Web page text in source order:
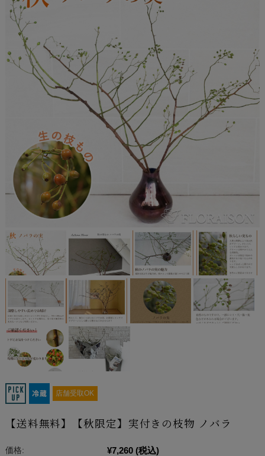
店舗受取OK
【送料無料】【秋限定】実付きの枝物 ノバラ
価格: ¥7,260 (税込)